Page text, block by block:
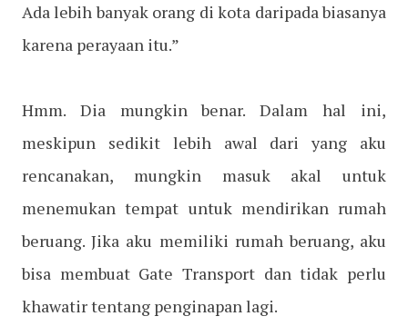
Ada lebih banyak orang di kota daripada biasanya
karena perayaan itu.”
Hmm. Dia mungkin benar. Dalam hal ini,
meskipun sedikit lebih awal dari yang aku
rencanakan, mungkin masuk akal untuk
menemukan tempat untuk mendirikan rumah
beruang. Jika aku memiliki rumah beruang, aku
bisa membuat Gate Transport dan tidak perlu
khawatir tentang penginapan lagi.